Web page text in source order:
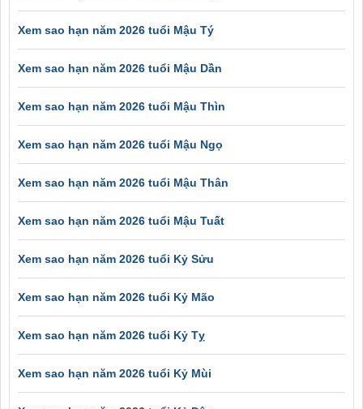
Xem sao hạn năm 2026 tuổi Mậu Tý
Xem sao hạn năm 2026 tuổi Mậu Dần
Xem sao hạn năm 2026 tuổi Mậu Thìn
Xem sao hạn năm 2026 tuổi Mậu Ngọ
Xem sao hạn năm 2026 tuổi Mậu Thân
Xem sao hạn năm 2026 tuổi Mậu Tuất
Xem sao hạn năm 2026 tuổi Kỷ Sửu
Xem sao hạn năm 2026 tuổi Kỷ Mão
Xem sao hạn năm 2026 tuổi Kỷ Tỵ
Xem sao hạn năm 2026 tuổi Kỷ Mùi